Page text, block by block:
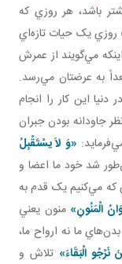
باشد، هر روزي که
يک حيات تازه‌اي
مي‌گويند از عمرش
به عرضتان مي‌رسد.
اين کار را انجام
جاودانه بودن جبران
«وَ لاَ يسْتَقْبِلُ
شد خود ما اعضا و
که مي‌کنيم يک قدم به
الْمَنُونِ»منون يعني
بدن‌هاي ما نه ارواح ما،
نَرْجُو الْبَقَاءَ» تلاش و